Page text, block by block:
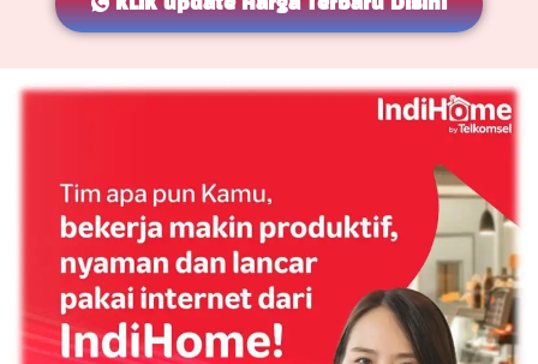
KLIK update Harga Terbaru Disini